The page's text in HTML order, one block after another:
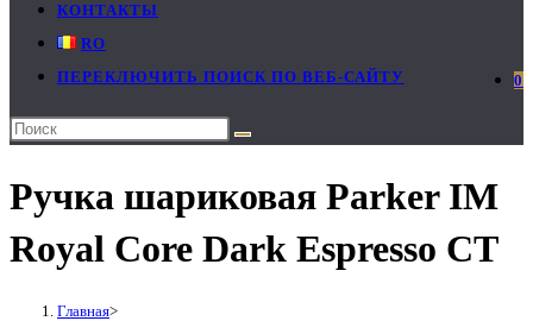
КОНТАКТЫ
RO
0
ПЕРЕКЛЮЧИТЬ ПОИСК ПО ВЕБ-САЙТУ
Ручка шариковая Parker IM
Royal Core Dark Espresso CT
Главная>